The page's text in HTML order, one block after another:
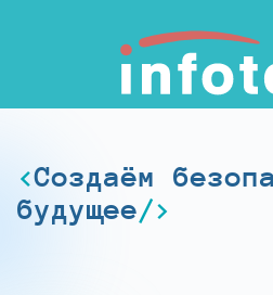
Создаём
будущее